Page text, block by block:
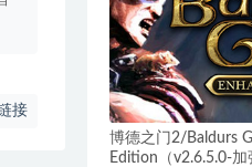
接
博德之门2/Baldurs
Edition（v2.6.5.0-加